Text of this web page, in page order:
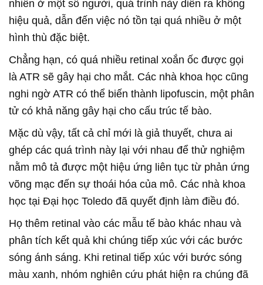
nhiên ở một số người, quá trình này diễn ra không
hiệu quả, dẫn đến việc nó tồn tại quá nhiều ở một
hình thù đặc biệt.
Chẳng hạn, có quá nhiều retinal xoắn ốc được gọi
là ATR sẽ gây hại cho mắt. Các nhà khoa học cũng
nghi ngờ ATR có thể biến thành lipofuscin, một phân
tử có khả năng gây hại cho cấu trúc tế bào.
Mặc dù vậy, tất cả chỉ mới là giả thuyết, chưa ai
ghép các quá trình này lại với nhau để thử nghiệm
nằm mô tả được một hiệu ứng liên tục từ phản ứng
võng mạc đến sự thoái hóa của mô. Các nhà khoa
học tại Đại học Toledo đã quyết định làm điều đó.
Họ thêm retinal vào các mẫu tế bào khác nhau và
phân tích kết quả khi chúng tiếp xúc với các bước
sóng ánh sáng. Khi retinal tiếp xúc với bước sóng
màu xanh, nhóm nghiên cứu phát hiện ra chúng đã